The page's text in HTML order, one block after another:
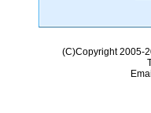
(C)Copyright 2005-